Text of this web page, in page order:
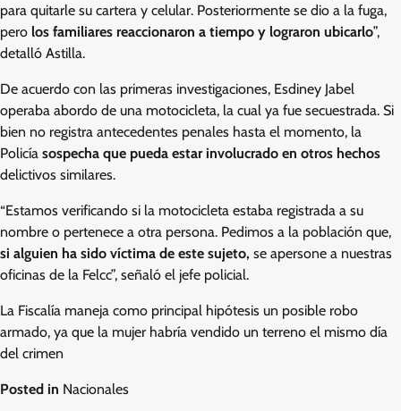
para quitarle su cartera y celular. Posteriormente se dio a la fuga,
pero los familiares reaccionaron a tiempo y lograron ubicarlo”,
detalló Astilla.
De acuerdo con las primeras investigaciones, Esdiney Jabel
operaba abordo de una motocicleta, la cual ya fue secuestrada. Si
bien no registra antecedentes penales hasta el momento, la
Policía sospecha que pueda estar involucrado en otros hechos
delictivos similares.
“Estamos verificando si la motocicleta estaba registrada a su
nombre o pertenece a otra persona. Pedimos a la población que,
si alguien ha sido víctima de este sujeto, se apersone a nuestras
oficinas de la Felcc”, señaló el jefe policial.
La Fiscalía maneja como principal hipótesis un posible robo
armado, ya que la mujer habría vendido un terreno el mismo día
del crimen
Posted in Nacionales